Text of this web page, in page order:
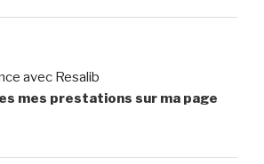
avec Resalib
mes prestations sur ma page